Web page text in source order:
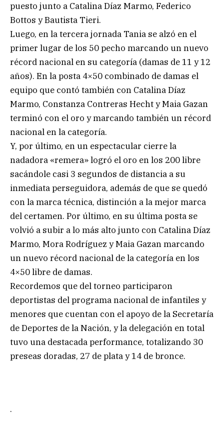
puesto junto a Catalina Díaz Marmo, Federico
Bottos y Bautista Tieri.
Luego, en la tercera jornada Tania se alzó en el
primer lugar de los 50 pecho marcando un nuevo
récord nacional en su categoría (damas de 11 y 12
años). En la posta 4×50 combinado de damas el
equipo que contó también con Catalina Díaz
Marmo, Constanza Contreras Hecht y Maia Gazan
terminó con el oro y marcando también un récord
nacional en la categoría.
Y, por último, en un espectacular cierre la
nadadora «remera» logró el oro en los 200 libre
sacándole casi 3 segundos de distancia a su
inmediata perseguidora, además de que se quedó
con la marca técnica, distinción a la mejor marca
del certamen. Por último, en su última posta se
volvió a subir a lo más alto junto con Catalina Díaz
Marmo, Mora Rodríguez y Maia Gazan marcando
un nuevo récord nacional de la categoría en los
4×50 libre de damas.
Recordemos que del torneo participaron
deportistas del programa nacional de infantiles y
menores que cuentan con el apoyo de la Secretaría
de Deportes de la Nación, y la delegación en total
tuvo una destacada performance, totalizando 30
preseas doradas, 27 de plata y 14 de bronce.
.